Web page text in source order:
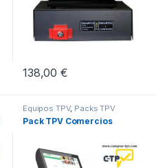
138,00€
Equipos TPV, Packs TPV
Pack TPV Comercios